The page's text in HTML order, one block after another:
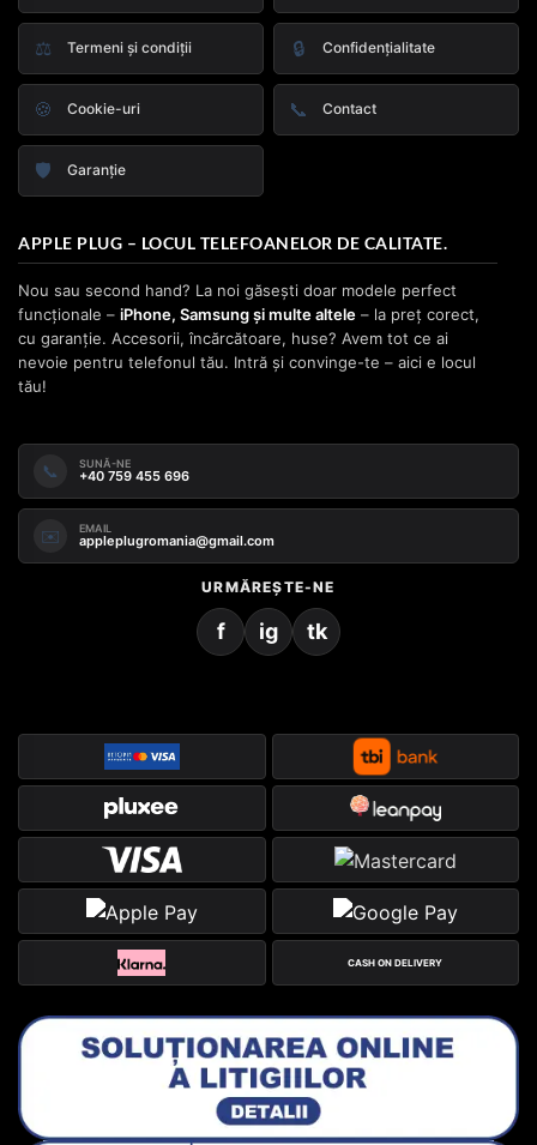
⚖️ Termeni și condiții 🔒 Confidențialitate
🍪 Cookie-uri 📞 Contact
🛡️ Garanție
APPLE PLUG – LOCUL TELEFOANELOR DE CALITATE.
Nou sau second hand? La noi găsești doar modele perfect
funcționale – iPhone, Samsung și multe altele – la preț corect,
cu garanție. Accesorii, încărcătoare, huse? Avem tot ce ai
nevoie pentru telefonul tău. Intră și convinge-te – aici e locul
tău!
📞 SUNĂ-NE
+40 759 455 696
✉️ EMAIL
appleplugromania@gmail.com
URMĂREȘTE-NE
f ig tk
CASH ON DELIVERY